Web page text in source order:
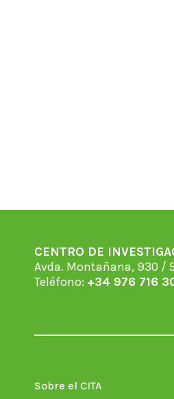
CENTRO DE
Avda. Montañana, 930 /
Teléfono: +34 976 716
Sobre el CITA